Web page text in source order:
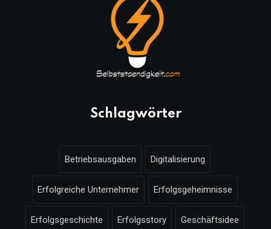
Schlagwörter
Betriebsausgaben Digitalisierung
Erfolgreiche Unternehmer Erfolgsgeheimnisse
Erfolgsgeschichte Erfolgsstory Geschäftsidee